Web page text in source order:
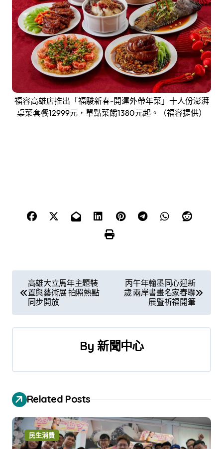
福容高雄店推出「福駿新春-開運外帶年菜」十人份澎湃
桌菜套餐12999元，單點菜餚1380元起。（福容提供）
章
導
高雄大立馬年主題裝
置與藝術展 拍照熱點
同步開放
丙午年翰墨同心迎新
歲 兩岸書畫名家春聯
展暨祈福開筆
By 新聞中心
Related Posts
民生消費